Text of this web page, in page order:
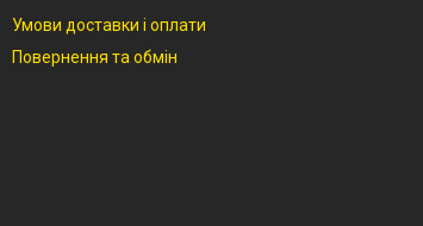
Умови доставки і оплати
Повернення та обмін